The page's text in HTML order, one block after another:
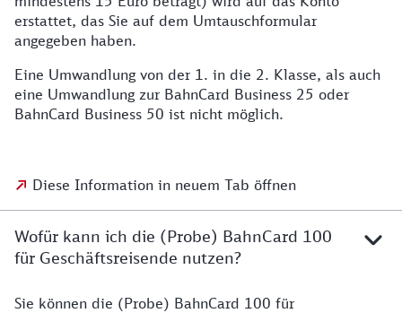
erstattet, das Sie auf dem Umtauschformular
angegeben haben.
Eine Umwandlung von der 1. in die 2. Klasse, als auch
eine Umwandlung zur BahnCard Business 25 oder
BahnCard Business 50 ist nicht möglich.
Diese Information in neuem Tab öffnen
Wofür kann ich die (Probe) BahnCard 100
für Geschäftsreisende nutzen?
Sie können die (Probe) BahnCard 100 für